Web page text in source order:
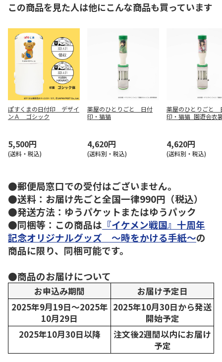
この商品を見た人は他にこんな商品も買っています
ぽすくまの日付印 デザイ
ンＡ ゴシック
5,500円
(送料・税込)
薬屋のひとりごと 日付
印・猫猫
4,620円
(送料別・税込)
薬屋のひとりごと
印・猫猫_園遊会衣
4,620円
(送料別・税込)
●郵便局窓口での受付はございません。
●送料：お届け先ごと全国一律990円（税込）
●発送方法：ゆうパケットまたはゆうパック
●同梱等：この商品は 『イケメン戦国』十周年
記念オリジナルグッズ ～時をかける手紙～の
商品に限り、同梱可能です。
●商品のお届けについて
お申込み期間
お届け予定日
2025年9月19日～2025年
10月29日
2025年10月30日から発送
開始予定
2025年10月30日以降
注文後2週間以内にお届け
予定